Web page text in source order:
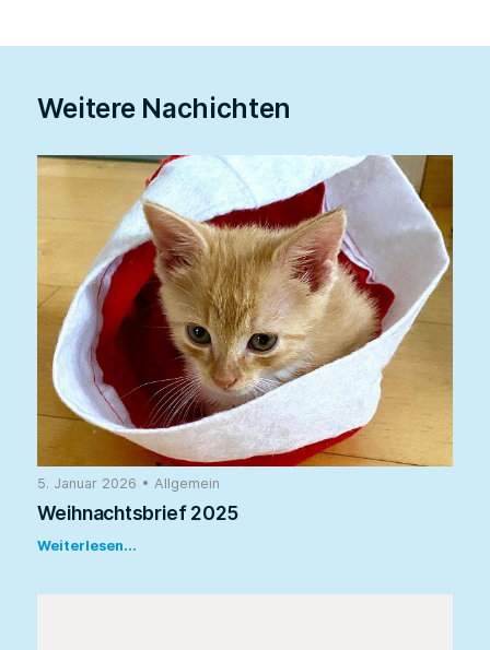
Weitere Nachichten
5. Januar 2026 • Allgemein
Weihnachtsbrief 2025
Weiterlesen...